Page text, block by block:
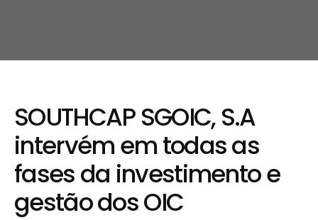
SOUTHCAP SGOIC, S.A
intervém em todas as
fases da investimento e
gestão dos OIC